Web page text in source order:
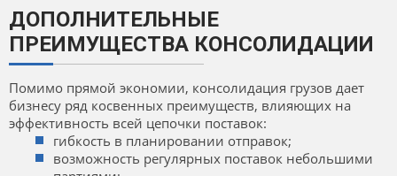
ДОПОЛНИТЕЛЬНЫЕ
ПРЕИМУЩЕСТВА КОНСОЛИДАЦИИ
Помимо прямой экономии, консолидация грузов дает
бизнесу ряд косвенных преимуществ, влияющих на
эффективность всей цепочки поставок:
гибкость в планировании отправок;
возможность регулярных поставок небольшими